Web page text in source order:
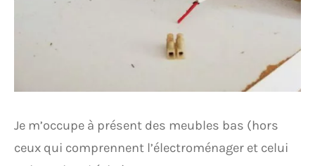
Je m’occupe à présent des meubles bas (hors
ceux qui comprennent l’électroménager et celui